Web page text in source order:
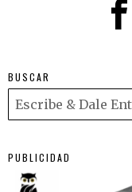
BUSCAR
PUBLICIDAD